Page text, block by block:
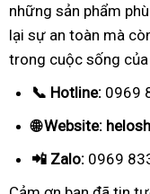
những sản phẩm
lại sự an toàn mà
trong cuộc sống của
📞 Hotline: 0969
🌐 Website:
📲 Zalo: 0969